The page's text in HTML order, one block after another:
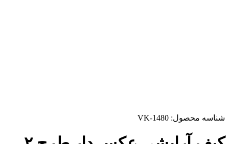
شناسه محصول: VK-1480